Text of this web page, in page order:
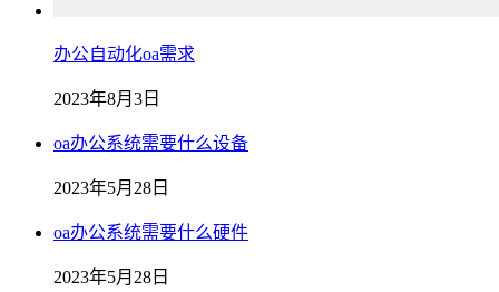
办公自动化oa需求
2023年8月3日
oa办公系统需要什么设备
2023年5月28日
oa办公系统需要什么硬件
2023年5月28日